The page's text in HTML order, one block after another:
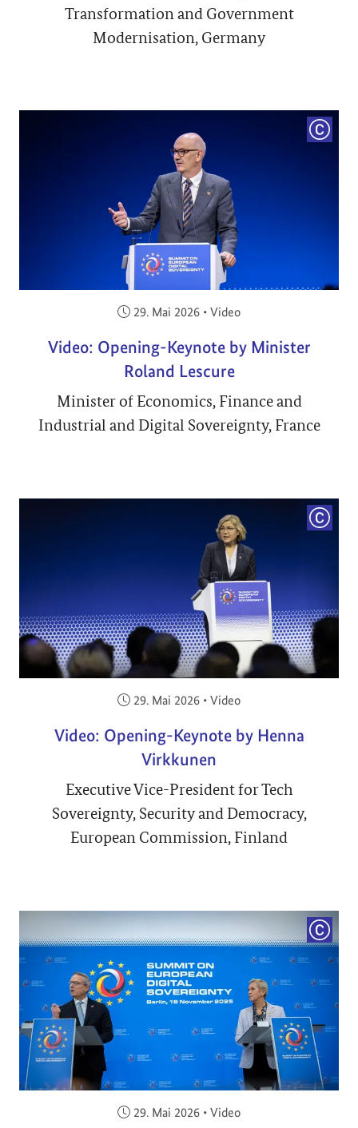
Transformation and Government
Modernisation, Germany
Veröffentlicht am:
29. Mai 2026 • Video
Video: Opening-Keynote by Minister
Roland Lescure
Minister of Economics, Finance and
Industrial and Digital Sovereignty, France
Veröffentlicht am:
29. Mai 2026 • Video
Video: Opening-Keynote by Henna
Virkkunen
Executive Vice-President for Tech
Sovereignty, Security and Democracy,
European Commission, Finland
Veröffentlicht am:
29. Mai 2026 • Video